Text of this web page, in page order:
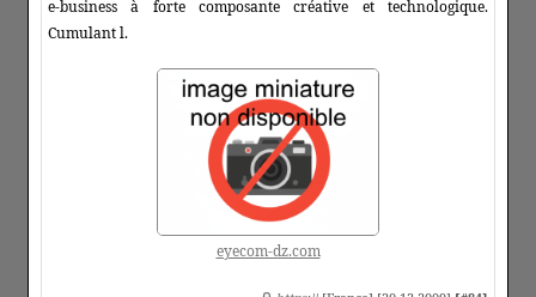
e-business à forte composante créative et technologique.
Cumulant l.
eyecom-dz.com